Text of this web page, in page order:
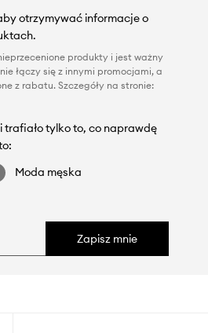
otrzymywać informacje o
produkty i jest ważny
łączy się z innymi promocjami, a
z rabatu. Szczegóły na stronie:
trafiało tylko to, co naprawdę
Moda męska
Zapisz mnie